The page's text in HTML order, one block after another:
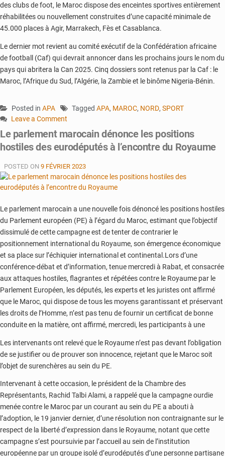
des clubs de foot, le Maroc dispose des enceintes sportives entièrement
réhabilitées ou nouvellement construites d’une capacité minimale de
45.000 places à Agir, Marrakech, Fès et Casablanca.
Le dernier mot revient au comité exécutif de la Confédération africaine
de football (Caf) qui devrait annoncer dans les prochains jours le nom du
pays qui abritera la Can 2025. Cinq dossiers sont retenus par la Caf : le
Maroc, l’Afrique du Sud, l’Algérie, la Zambie et le binôme Nigeria-Bénin.
Posted in APA Tagged APA, MAROC, NORD, SPORT
Leave a Comment
Mondial
des
au
Maroc:
une
au
point
!
Le parlement marocain dénonce les positions
hostiles des eurodéputés à l’encontre du Royaume
POSTED ON 9 FÉVRIER 2023
Le parlement marocain a une nouvelle fois dénoncé les positions hostiles
du Parlement européen (PE) à l’égard du Maroc, estimant que l’objectif
dissimulé de cette campagne est de tenter de contrarier le
positionnement international du Royaume, son émergence économique
et sa place sur l’échiquier international et continental.Lors d’une
conférence-débat et d’information, tenue mercredi à Rabat, et consacrée
aux attaques hostiles, flagrantes et répétées contre le Royaume par le
Parlement Européen, les députés, les experts et les juristes ont affirmé
que le Maroc, qui dispose de tous les moyens garantissant et préservant
les droits de l’Homme, n’est pas tenu de fournir un certificat de bonne
conduite en la matière, ont affirmé, mercredi, les participants à une
Les intervenants ont relevé que le Royaume n’est pas devant l’obligation
de se justifier ou de prouver son innocence, rejetant que le Maroc soit
l’objet de surenchères au sein du PE.
Intervenant à cette occasion, le président de la Chambre des
Représentants, Rachid Talbi Alami, a rappelé que la campagne ourdie
menée contre le Maroc par un courant au sein du PE a abouti à
l’adoption, le 19 janvier dernier, d’une résolution non contraignante sur le
respect de la liberté d’expression dans le Royaume, notant que cette
campagne s’est poursuivie par l’accueil au sein de l’institution
européenne par un groupe isolé d’eurodéputés d’une personne partisane